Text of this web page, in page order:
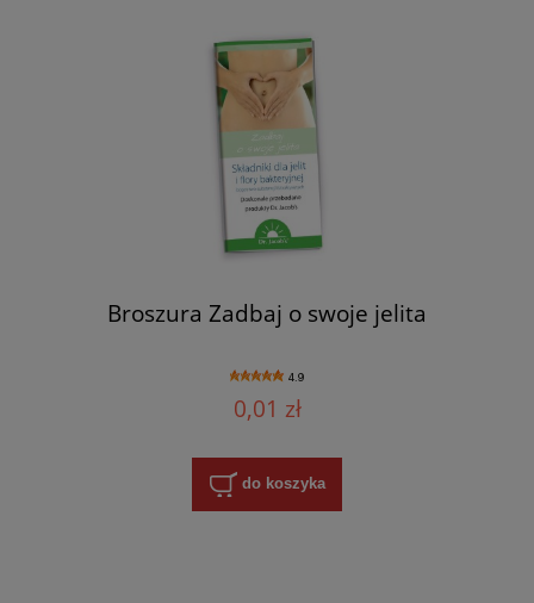
Broszura Zadbaj o swoje jelita
4.9
0,01 zł
do koszyka